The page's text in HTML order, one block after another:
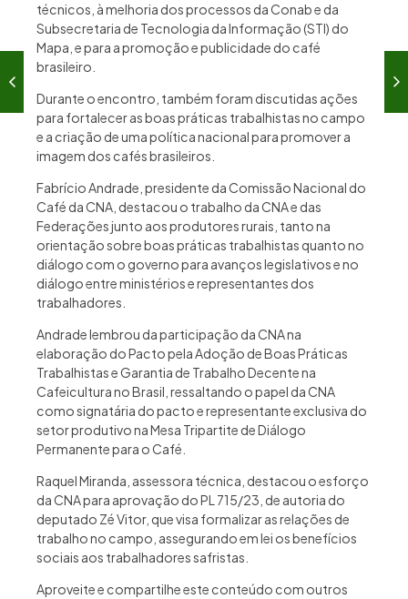
técnicos, à melhoria dos processos da Conab e da
Subsecretaria de Tecnologia da Informação (STI) do
Mapa, e para a promoção e publicidade do café
brasileiro.
Durante o encontro, também foram discutidas ações
para fortalecer as boas práticas trabalhistas no campo
e a criação de uma política nacional para promover a
imagem dos cafés brasileiros.
Fabrício Andrade, presidente da Comissão Nacional do
Café da CNA, destacou o trabalho da CNA e das
Federações junto aos produtores rurais, tanto na
orientação sobre boas práticas trabalhistas quanto no
diálogo com o governo para avanços legislativos e no
diálogo entre ministérios e representantes dos
trabalhadores.
Andrade lembrou da participação da CNA na
elaboração do Pacto pela Adoção de Boas Práticas
Trabalhistas e Garantia de Trabalho Decente na
Cafeicultura no Brasil, ressaltando o papel da CNA
como signatária do pacto e representante exclusiva do
setor produtivo na Mesa Tripartite de Diálogo
Permanente para o Café.
Raquel Miranda, assessora técnica, destacou o esforço
da CNA para aprovação do PL 715/23, de autoria do
deputado Zé Vitor, que visa formalizar as relações de
trabalho no campo, assegurando em lei os benefícios
sociais aos trabalhadores safristas.
Aproveite e compartilhe este conteúdo com outros